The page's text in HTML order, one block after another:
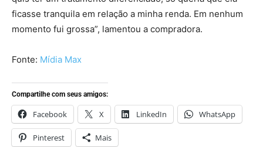
ficasse tranquila em relação a minha renda. Em nenhum
momento fui grossa”, lamentou a compradora.
Fonte: Mídia Max
Compartilhe com seus amigos:
Facebook X LinkedIn WhatsApp
Pinterest Mais